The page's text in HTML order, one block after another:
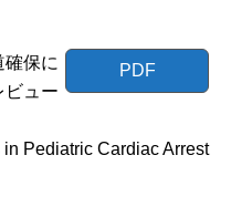
PDF
保に
ビュー
Pediatric Cardiac Arrest